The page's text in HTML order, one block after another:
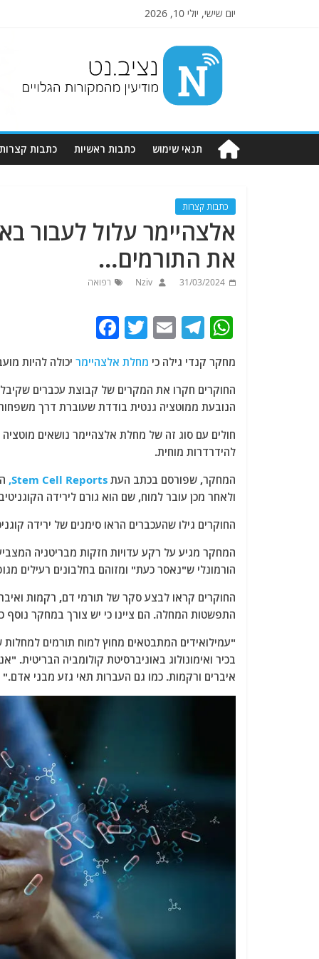
יום שישי, יולי 10, 2026
Nziv.net
מודיעין
מהמקורות
תנאי שימוש כתבות ראשיות כתבות קצרות
כתבות קצרות
אלצהיימר עלול לעבור
את התורמים…
31/03/2024
Nziv רפואה
W
at
s
A
p
p
T
el
e
g
ra
m
E
ai
l
T
w
itt
er
c
e
b
o
k
מחקר קנדי ​​גילה כי מחלת אלצהיימר יכולה להיות
החוקרים חקרו את המקרים של קבוצת עכברים
הנובעת ממוטציה גנטית בודדת שעוברת דרך
להידרדרות מוחית.
המחקר, שפורסם בכתב העת Stem Cell Reports,
ולאחר מכן עובר למוח, שם הוא גורם לירידה
החוקרים גילו שהעכברים הראו סימנים של ירידה קוגניטיבית
הורמונלי ש"נאסר כעת" ומזוהם בחלבונים רעילים
החוקרים קראו לבצע סקר של תורמי דם, רקמות
התפשטות המחלה. הם ציינו כי יש צורך במחקר
"עמילואידים המתבטאים מחוץ למוח תורמים
בכיר ואימונולוג באוניברסיטת קולומביה הבריטית.
איברים ורקמות. כמו גם העברות תאי גזע מבני אדם."